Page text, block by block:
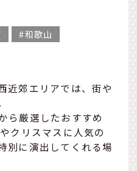
和歌山
近郊エリアでは、街や
ら厳選したおすすめ
クリスマスに人気の
別に演出してくれる場